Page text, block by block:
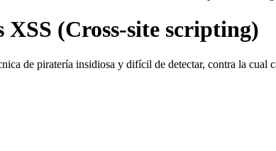
XSS (Cross-site scripting)
de piratería insidiosa y difícil de detectar, contra la cual